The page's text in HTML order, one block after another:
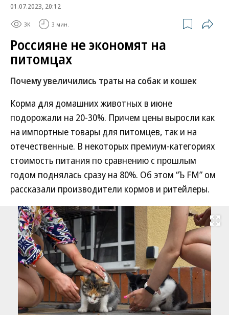
01.07.2023, 20:12
3K 3 мин.
Россияне не экономят на
питомцах
Почему увеличились траты на собак и кошек
Корма для домашних животных в июне
подорожали на 20-30%. Причем цены выросли как
на импортные товары для питомцев, так и на
отечественные. В некоторых премиум-категориях
стоимость питания по сравнению с прошлым
годом поднялась сразу на 80%. Об этом “Ъ FM” ом
рассказали производители кормов и ритейлеры.
Развернуть